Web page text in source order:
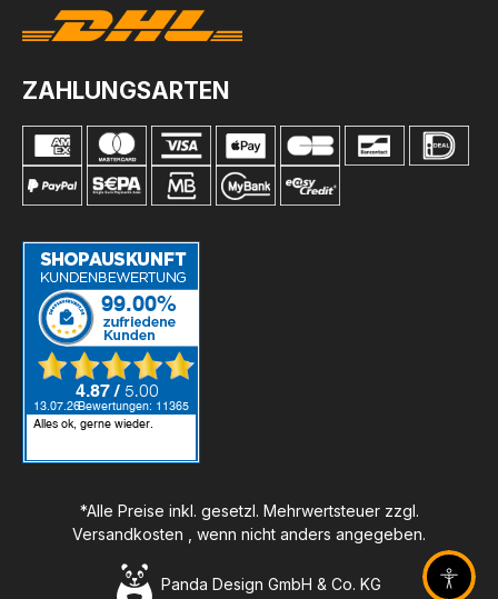
ZAHLUNGSARTEN
*Alle Preise inkl. gesetzl. Mehrwertsteuer zzgl.
Versandkosten , wenn nicht anders angegeben.
Panda Design GmbH & Co. KG